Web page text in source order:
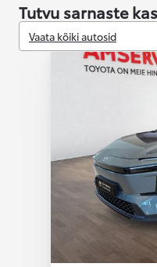
Tutvu sarnaste
Vaata kõiki autosid